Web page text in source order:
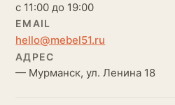
с 11:00 до 19:00
EMAIL
hello@mebel51.ru
АДРЕС
— Мурманск, ул. Ленина 18